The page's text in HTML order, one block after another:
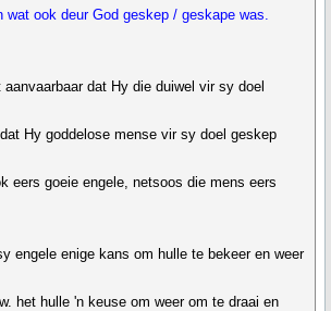
wat ook deur God geskep / geskape was.
dat Hy die duiwel vir sy doel
Hy goddelose mense vir sy doel geskep
eers goeie engele, netsoos die mens eers
engele enige kans om hulle te bekeer en weer
het hulle 'n keuse om weer om te draai en